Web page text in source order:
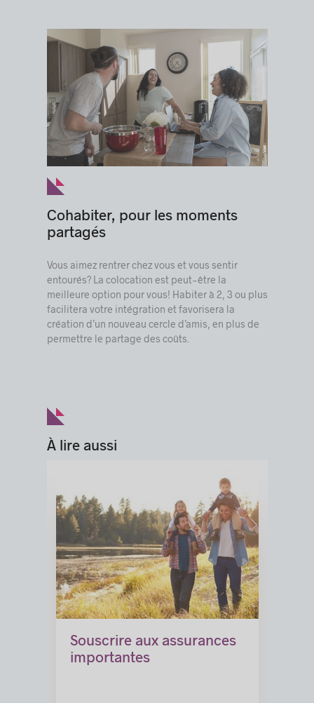
Cohabiter, pour les moments
partagés
Vous aimez rentrer chez vous et vous sentir
entourés? La colocation est peut-être la
meilleure option pour vous! Habiter à 2, 3 ou plus
facilitera votre intégration et favorisera la
création d’un nouveau cercle d’amis, en plus de
permettre le partage des coûts.
À lire aussi
Souscrire aux assurances
importantes